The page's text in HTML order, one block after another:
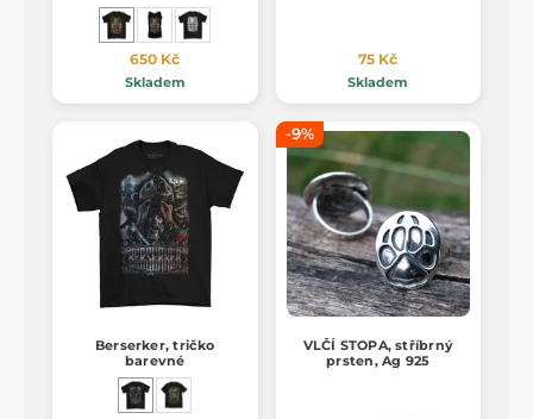
650 Kč
Skladem
75 Kč
Skladem
Berserker, tričko
barevné
-9%
VLČÍ STOPA, stříbrný
prsten, Ag 925